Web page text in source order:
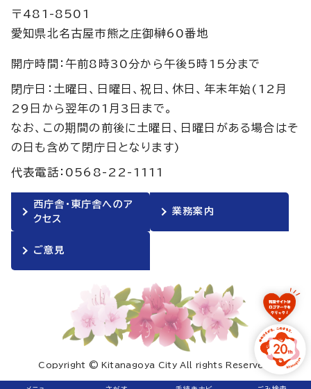
〒481-8501
愛知県北名古屋市熊之庄御榊60番地
開庁時間：午前8時30分から午後5時15分まで
閉庁日：土曜日、日曜日、祝日、休日、年末年始(12月
29日から翌年の1月3日まで。
なお、この期間の前後に土曜日、日曜日がある場合はそ
の日も含めて閉庁日となります)
代表電話：0568-22-1111
西庁舎・東庁舎へのア
クセス
業務案内
ご意見
Copyright © Kitanagoya City All rights Reserved.